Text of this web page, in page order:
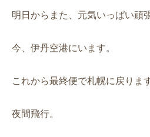
明日からまた、元気いっぱい頑
今、伊丹空港にいます。
これから最終便で札幌に戻ります
夜間飛行。